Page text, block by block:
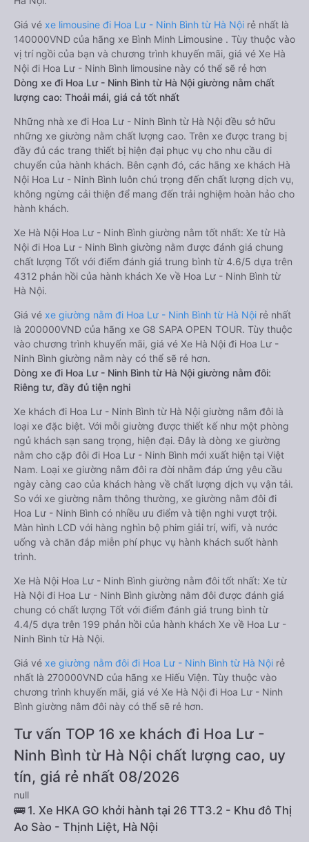
Giá vé xe limousine đi Hoa Lư - Ninh Bình từ Hà Nội rẻ nhất là
140000VND của hãng xe Bình Minh Limousine . Tùy thuộc vào
vị trí ngồi của bạn và chương trình khuyến mãi, giá vé Xe Hà
Nội đi Hoa Lư - Ninh Bình limousine này có thể sẽ rẻ hơn
Dòng xe đi Hoa Lư - Ninh Bình từ Hà Nội giường nằm chất
lượng cao: Thoải mái, giá cả tốt nhất
Những nhà xe đi Hoa Lư - Ninh Bình từ Hà Nội đều sở hữu
những xe giường nằm chất lượng cao. Trên xe được trang bị
đầy đủ các trang thiết bị hiện đại phục vụ cho nhu cầu di
chuyển của hành khách. Bên cạnh đó, các hãng xe khách Hà
Nội Hoa Lư - Ninh Bình luôn chú trọng đến chất lượng dịch vụ,
không ngừng cải thiện để mang đến trải nghiệm hoàn hảo cho
hành khách.
Xe Hà Nội Hoa Lư - Ninh Bình giường nằm tốt nhất: Xe từ Hà
Nội đi Hoa Lư - Ninh Bình giường nằm được đánh giá chung
chất lượng Tốt với điểm đánh giá trung bình từ 4.6/5 dựa trên
4312 phản hồi của hành khách Xe về Hoa Lư - Ninh Bình từ
Hà Nội.
Giá vé xe giường nằm đi Hoa Lư - Ninh Bình từ Hà Nội rẻ nhất
là 200000VND của hãng xe G8 SAPA OPEN TOUR. Tùy thuộc
vào chương trình khuyến mãi, giá vé Xe Hà Nội đi Hoa Lư -
Ninh Bình giường nằm này có thể sẽ rẻ hơn.
Dòng xe đi Hoa Lư - Ninh Bình từ Hà Nội giường nằm đôi:
Riêng tư, đầy đủ tiện nghi
Xe khách đi Hoa Lư - Ninh Bình từ Hà Nội giường nằm đôi là
loại xe đặc biệt. Với mỗi giường được thiết kế như một phòng
ngủ khách sạn sang trọng, hiện đại. Đây là dòng xe giường
nằm cho cặp đôi đi Hoa Lư - Ninh Bình mới xuất hiện tại Việt
Nam. Loại xe giường nằm đôi ra đời nhằm đáp ứng yêu cầu
ngày càng cao của khách hàng về chất lượng dịch vụ vận tải.
So với xe giường nằm thông thường, xe giường nằm đôi đi
Hoa Lư - Ninh Bình có nhiều ưu điểm và tiện nghi vượt trội.
Màn hình LCD với hàng nghìn bộ phim giải trí, wifi, và nước
uống và chăn đắp miễn phí phục vụ hành khách suốt hành
trình.
Xe Hà Nội Hoa Lư - Ninh Bình giường nằm đôi tốt nhất: Xe từ
Hà Nội đi Hoa Lư - Ninh Bình giường nằm đôi được đánh giá
chung có chất lượng Tốt với điểm đánh giá trung bình từ
4.4/5 dựa trên 199 phản hồi của hành khách Xe về Hoa Lư -
Ninh Bình từ Hà Nội.
Giá vé xe giường nằm đôi đi Hoa Lư - Ninh Bình từ Hà Nội rẻ
nhất là 270000VND của hãng xe Hiếu Viện. Tùy thuộc vào
chương trình khuyến mãi, giá vé Xe Hà Nội đi Hoa Lư - Ninh
Bình giường nằm đôi này có thể sẽ rẻ hơn.
Tư vấn TOP 16 xe khách đi Hoa Lư -
Ninh Bình từ Hà Nội chất lượng cao, uy
tín, giá rẻ nhất 08/2026
null
🚌 1. Xe HKA GO khởi hành tại 26 TT3.2 - Khu đô Thị
Ao Sào - Thịnh Liệt, Hà Nội